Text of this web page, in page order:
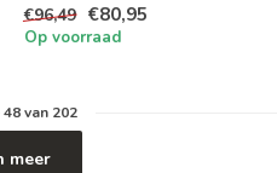
levertijd 1/2 wek...
€96,49 €80,95
Op voorraad
48van 202
meer